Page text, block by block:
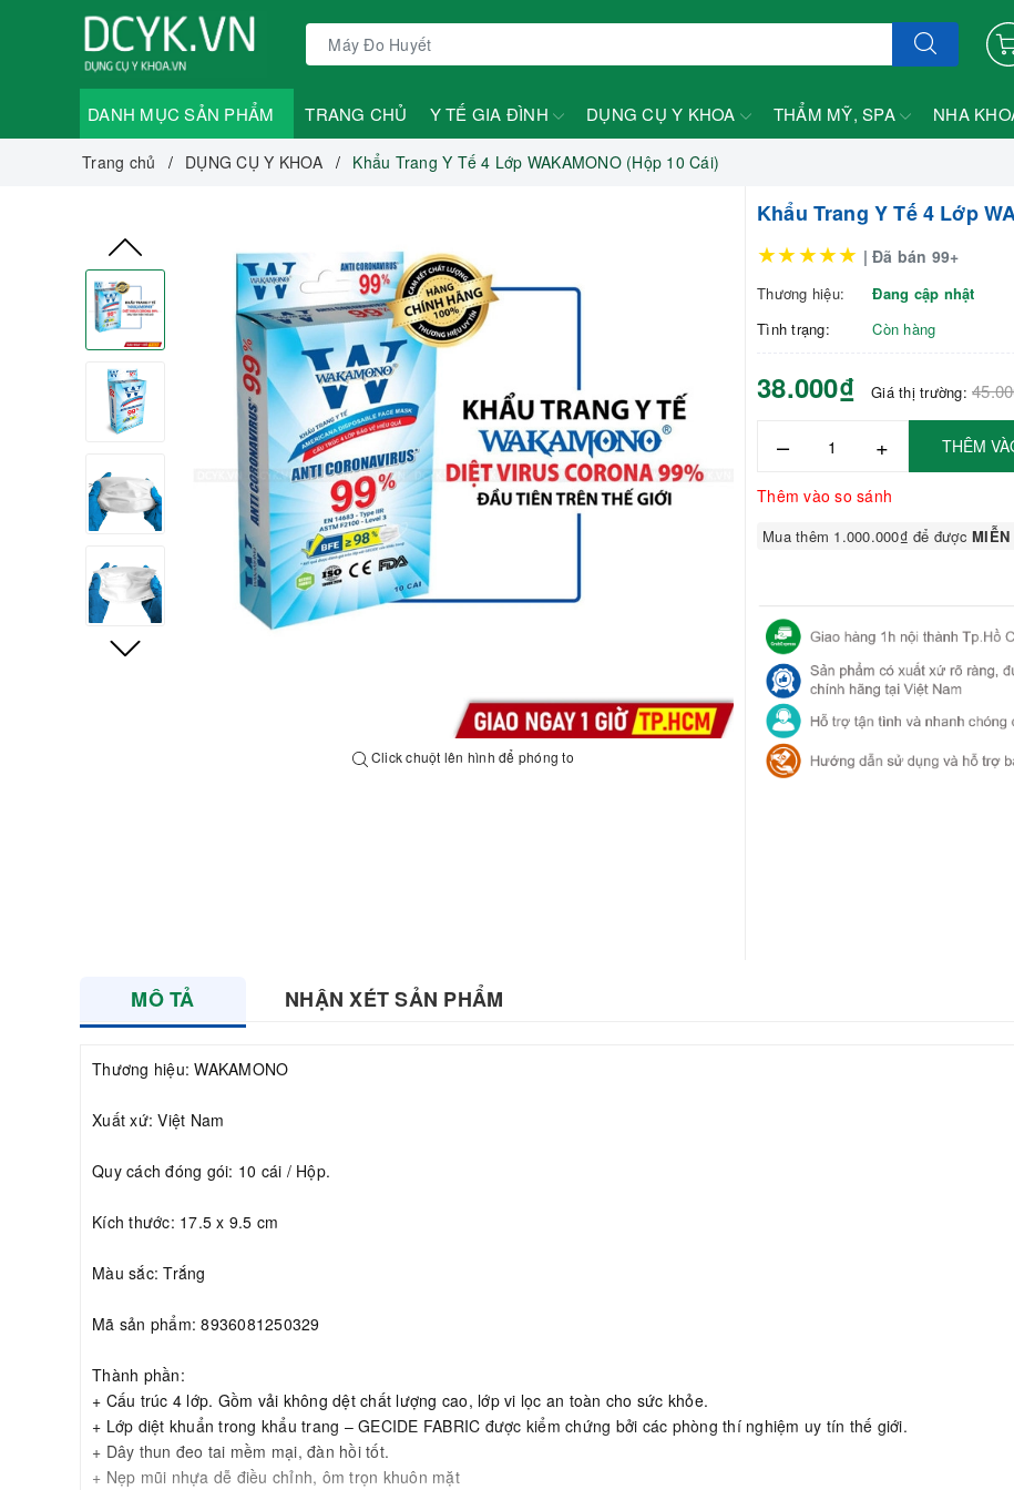
DANH MỤC SẢN PHẨM TRANG CHỦ Y TẾ GIA ĐÌNH DỤNG CỤ Y KHOA THẨM MỸ, SPA NHA
Trang chủ DỤNG CỤ Y KHOA Khẩu Trang Y Tế 4 Lớp WAKAMONO (Hộp 10 Cái)
Click chuột lên hình để phóng to
Khẩu Trang Y Tế 4 Lớp
★★★★★ | Đã bán 99+
Thương hiệu:
Đang cập nhật
Tình trạng:
Còn hàng
38.000₫ Giá thị trường:
– + THÊM
Thêm vào so sánh
Mua thêm 1.000.000₫ để được MIỄN
MÔ TẢ NHẬN XÉT SẢN PHẨM
Thương hiệu: WAKAMONO
Xuất xứ: Việt Nam
Quy cách đóng gói: 10 cái / Hộp.
Kích thước: 17.5 x 9.5 cm
Màu sắc: Trắng
Mã sản phẩm: 8936081250329
Thành phần:
+ Cấu trúc 4 lớp. Gồm vải không dệt chất lượng cao, lớp vi lọc an toàn cho sức khỏe.
+ Lớp diệt khuẩn trong khẩu trang – GECIDE FABRIC được kiểm chứng bởi các phòng thí nghiệm uy tín thế giới.
+ Dây thun đeo tai mềm mại, đàn hồi tốt.
+ Nẹp mũi nhựa dễ điều chỉnh, ôm trọn khuôn mặt